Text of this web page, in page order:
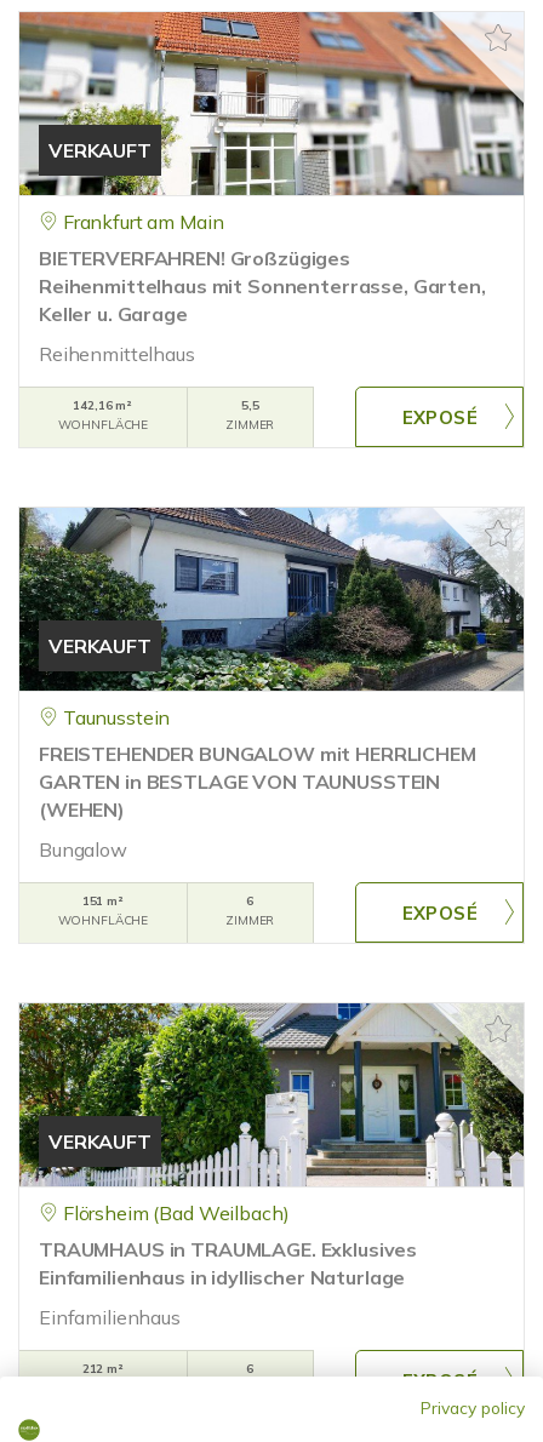
VERKAUFT
Frankfurt am Main
BIETERVERFAHREN! Großzügiges
Reihenmittelhaus mit Sonnenterrasse, Garten,
Keller u. Garage
Reihenmittelhaus
142,16 m²
WOHNFLÄCHE
5,5
ZIMMER
VERKAUFT
Taunusstein
FREISTEHENDER BUNGALOW mit HERRLICHEM
GARTEN in BESTLAGE VON TAUNUSSTEIN
(WEHEN)
Bungalow
151 m²
WOHNFLÄCHE
6
ZIMMER
VERKAUFT
Flörsheim (Bad Weilbach)
TRAUMHAUS in TRAUMLAGE. Exklusives
Einfamilienhaus in idyllischer Naturlage
Einfamilienhaus
212 m²
6
Privacy policy